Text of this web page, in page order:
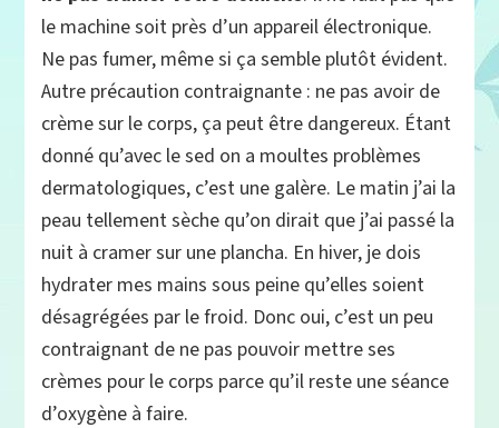
le machine soit près d’un appareil électronique.
Ne pas fumer, même si ça semble plutôt évident.
Autre précaution contraignante : ne pas avoir de
crème sur le corps, ça peut être dangereux. Étant
donné qu’avec le sed on a moultes problèmes
dermatologiques, c’est une galère. Le matin j’ai la
peau tellement sèche qu’on dirait que j’ai passé la
nuit à cramer sur une plancha. En hiver, je dois
hydrater mes mains sous peine qu’elles soient
désagrégées par le froid. Donc oui, c’est un peu
contraignant de ne pas pouvoir mettre ses
crèmes pour le corps parce qu’il reste une séance
d’oxygène à faire.